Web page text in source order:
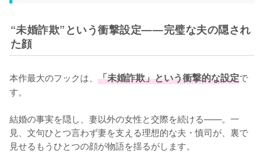
“未婚詐欺”という衝撃設定——完璧な夫の隠され
た顔
本作最大のフックは、 「未婚詐欺」という衝撃的な設定で
す。
結婚の事実を隠し、妻以外の女性と交際を続ける——。一
見、文句ひとつ言わず妻を支える理想的な夫・慎司が、裏で
見せるもうひとつの顔が物語を揺るがします。